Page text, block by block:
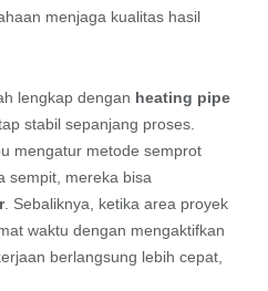
menjaga kualitas hasil
lengkap dengan heating pipe
stabil sepanjang proses.
mengatur metode semprot
sempit, mereka bisa
. Sebaliknya, ketika area proyek
waktu dengan mengaktifkan
berlangsung lebih cepat,